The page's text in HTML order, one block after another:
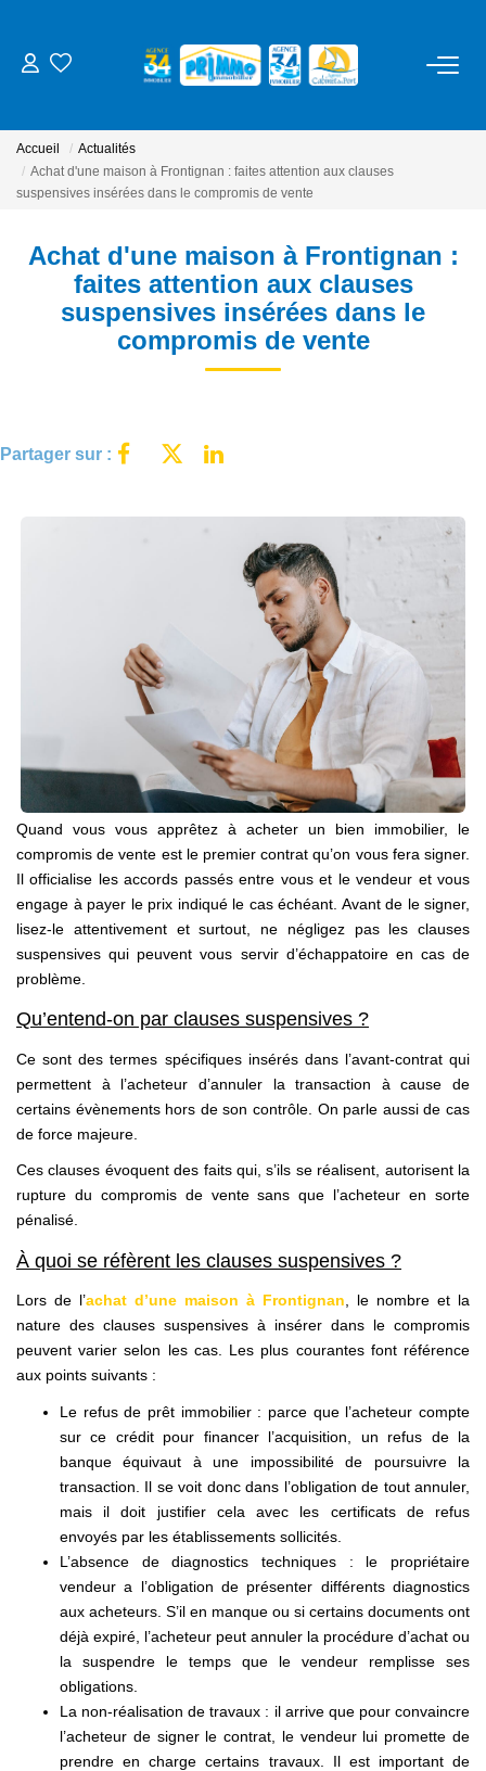
LOUER
NOS SERVICES
Qui Sommes Nous
Notre Équipe
Nos Actualités
Avis Clients
CONTACT
EN
Accueil
Actualités
Achat d'une maison à Frontignan : faites attention aux clauses
suspensives insérées dans le compromis de vente
Achat d'une maison à Frontignan :
faites attention aux clauses
suspensives insérées dans le
compromis de vente
Partager sur :
Quand vous vous apprêtez à acheter un bien immobilier, le
compromis de vente est le premier contrat qu’on vous fera signer.
Il officialise les accords passés entre vous et le vendeur et vous
engage à payer le prix indiqué le cas échéant. Avant de le signer,
lisez-le attentivement et surtout, ne négligez pas les clauses
suspensives qui peuvent vous servir d’échappatoire en cas de
problème.
Qu’entend-on par clauses suspensives ?
Ce sont des termes spécifiques insérés dans l’avant-contrat qui
permettent à l’acheteur d’annuler la transaction à cause de
certains évènements hors de son contrôle. On parle aussi de cas
de force majeure.
Ces clauses évoquent des faits qui, s’ils se réalisent, autorisent la
rupture du compromis de vente sans que l’acheteur en sorte
pénalisé.
À quoi se réfèrent les clauses suspensives ?
Lors de l’achat d’une maison à Frontignan, le nombre et la
nature des clauses suspensives à insérer dans le compromis
peuvent varier selon les cas. Les plus courantes font référence
aux points suivants :
Le refus de prêt immobilier : parce que l’acheteur compte
sur ce crédit pour financer l’acquisition, un refus de la
banque équivaut à une impossibilité de poursuivre la
transaction. Il se voit donc dans l’obligation de tout annuler,
mais il doit justifier cela avec les certificats de refus
envoyés par les établissements sollicités.
L’absence de diagnostics techniques : le propriétaire
vendeur a l’obligation de présenter différents diagnostics
aux acheteurs. S’il en manque ou si certains documents ont
déjà expiré, l’acheteur peut annuler la procédure d’achat ou
la suspendre le temps que le vendeur remplisse ses
obligations.
La non-réalisation de travaux : il arrive que pour convaincre
l’acheteur de signer le contrat, le vendeur lui promette de
prendre en charge certains travaux. Il est important de